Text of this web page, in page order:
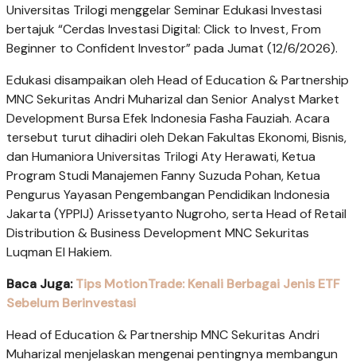
Universitas Trilogi menggelar Seminar Edukasi Investasi
bertajuk “Cerdas Investasi Digital: Click to Invest, From
Beginner to Confident Investor” pada Jumat (12/6/2026).
Edukasi disampaikan oleh Head of Education & Partnership
MNC Sekuritas Andri Muharizal dan Senior Analyst Market
Development Bursa Efek Indonesia Fasha Fauziah. Acara
tersebut turut dihadiri oleh Dekan Fakultas Ekonomi, Bisnis,
dan Humaniora Universitas Trilogi Aty Herawati, Ketua
Program Studi Manajemen Fanny Suzuda Pohan, Ketua
Pengurus Yayasan Pengembangan Pendidikan Indonesia
Jakarta (YPPIJ) Arissetyanto Nugroho, serta Head of Retail
Distribution & Business Development MNC Sekuritas
Luqman El Hakiem.
Baca Juga:Tips MotionTrade: Kenali Berbagai Jenis ETF
Sebelum Berinvestasi
Head of Education & Partnership MNC Sekuritas Andri
Muharizal menjelaskan mengenai pentingnya membangun